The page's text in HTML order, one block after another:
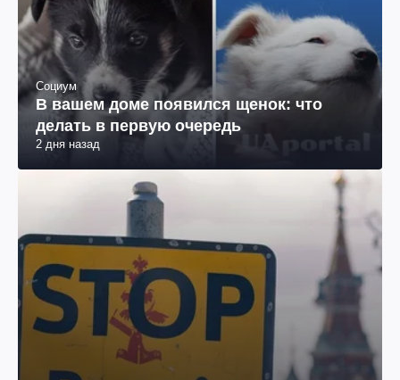
Социум
В вашем доме появился щенок: что
делать в первую очередь